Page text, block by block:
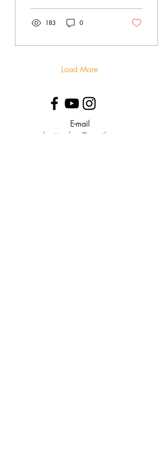
183 0
Load More
E-mail
edumite.ufmg@gmail.com